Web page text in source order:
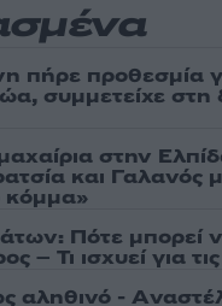
πήρε προθεσμία
συμμετείχε
στην
και Γαλανός
κόμμα»
Πότε μπορεί
– Τι ισχυεί για
αληθινό -